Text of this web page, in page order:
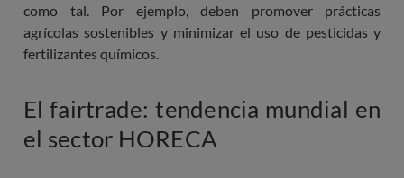
como tal. Por ejemplo, deben promover prácticas
agrícolas sostenibles y minimizar el uso de pesticidas y
fertilizantes químicos.
El fairtrade: tendencia mundial en
el sector HORECA